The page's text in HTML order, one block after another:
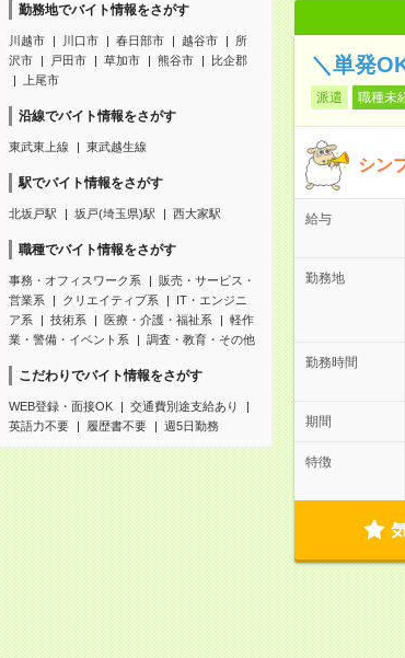
勤務地でバイト情報をさがす
川越市 川口市 春日部市 越谷市
所
沢市
戸田市 草加市 熊谷市
比企郡
上尾市
沿線でバイト情報をさがす
東武東上線 東武越生線
駅でバイト情報をさがす
北坂戸駅 坂戸(埼玉県)駅 西大家駅
職種でバイト情報をさがす
事務・オフィスワーク系
販売・サービス・
営業系
クリエイティブ系
IT・エンジニ
ア系
技術系 医療・介護・福祉系
軽作
業・警備・イベント系
調査・教育・その他
こだわりでバイト情報をさがす
WEB登録・面接OK
交通費別途支給あり
英語力不要
履歴書不要 週5日勤務
＼単発
派遣 職種未
シン
給与
勤務地
勤務時間
期間
特徴